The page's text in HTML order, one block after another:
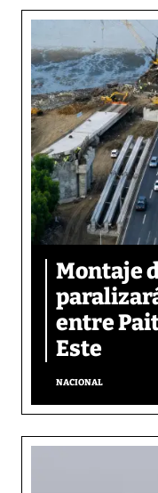
Montaje
entre
Este
NACIONAL